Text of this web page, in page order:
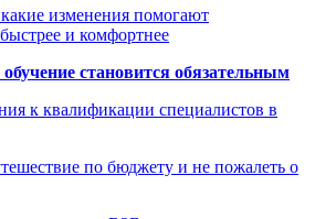
изменения помогают
и комфортнее
становится обязательным
к квалификации специалистов в
по бюджету и не пожалеть о